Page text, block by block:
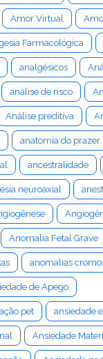
Amor Virtual
Farmacológica
analgésicos
análise de risco
Análise preditiva
anatomia do prazer
ancestralidade
neuroaxial
Anomalia Fetal Grave
anomalias
de Apego
pet ansiedade
Ansiedade